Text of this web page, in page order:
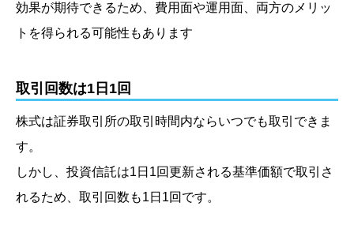
効果が期待できるため、費用面や運用面、両方のメリッ
トを得られる可能性もあります
取引回数は1日1回
株式は証券取引所の取引時間内ならいつでも取引できま
す。
しかし、投資信託は1日1回更新される基準価額で取引さ
れるため、取引回数も1日1回です。